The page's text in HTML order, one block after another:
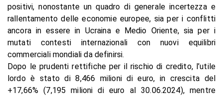
positivi, nonostante un quadro di generale incertezza e
rallentamento delle economie europee, sia per i conflitti
ancora in essere in Ucraina e Medio Oriente, sia per i
mutati contesti internazionali con nuovi equilibri
commerciali mondiali da definirsi.
Dopo le prudenti rettifiche per il rischio di credito, l’utile
lordo è stato di 8,466 milioni di euro, in crescita del
+17,66% (7,195 milioni di euro al 30.06.2024), mentre